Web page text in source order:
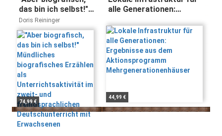
das bin ich selbst!"
Mündliches
biografisches
Erzählen als
Unterrichtsaktivität
im zweit- und
fremdsprachlichen
Deutschunterricht
mit Erwachsenen
Doris Reininger
74,99 €
alle Generationen:
Aktionsprogramm
Mehrgenerationenhäuser
44,99 €